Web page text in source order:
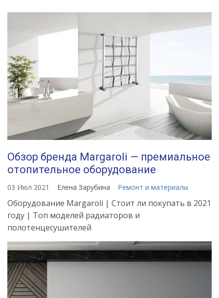
Обзор бренда Margaroli — премиальное
отопительное оборудование
03 Июл 2021 Елена Зарубина Ремонт и материалы
Оборудование Margaroli | Cтоит ли покупать в 2021
году | Топ моделей радиаторов и
полотенцесушителей